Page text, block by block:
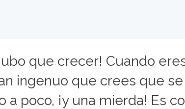
que crecer! Cuando
ingenuo que crees que se
a poco, ¡y una mierda! Es